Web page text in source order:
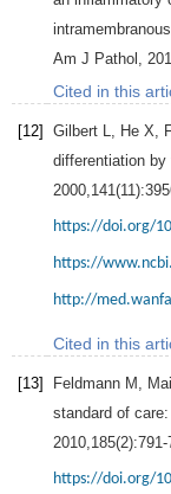
Am J Pathol
Cited in this
[12] Gilbert L He X
differentiation
2000 141
https://doi.org/
https://
http://
Cited in this
[13] Feldmann M
standard of
2010 185(2):791-
https://doi.org/